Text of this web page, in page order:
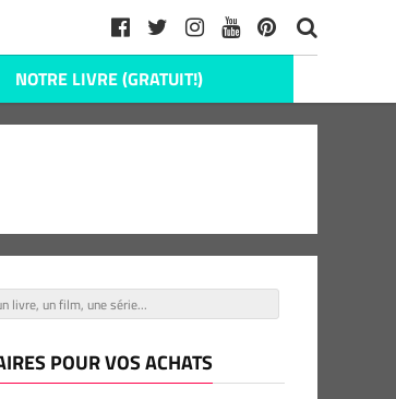
NOTRE LIVRE (GRATUIT!)
POUR VOS ACHATS